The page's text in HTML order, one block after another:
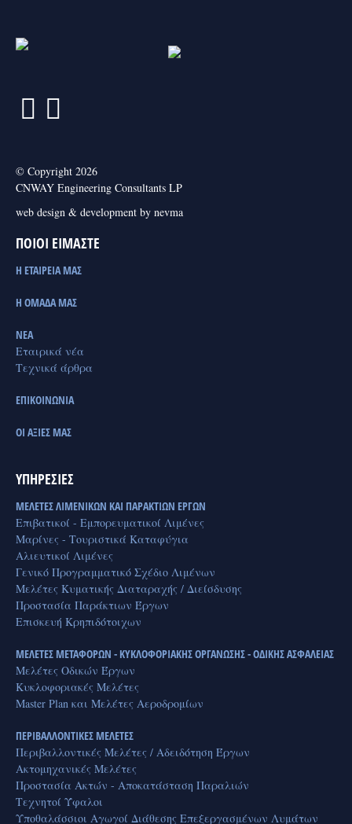
© Copyright 2026
CNWAY Engineering Consultants LP
web design & development by nevma
ΠΟΙΟΙ ΕΙΜΑΣΤΕ
Η ΕΤΑΙΡΕΊΑ ΜΑΣ
Η ΟΜΆΔΑ ΜΑΣ
ΝΈΑ
Εταιρικά νέα
Τεχνικά άρθρα
ΕΠΙΚΟΙΝΩΝΊΑ
ΟΙ ΑΞΊΕΣ ΜΑΣ
ΥΠΗΡΕΣΙΕΣ
ΜΕΛΈΤΕΣ ΛΙΜΕΝΙΚΏΝ ΚΑΙ ΠΑΡΆΚΤΙΩΝ ΈΡΓΩΝ
Επιβατικοί - Εμπορευματικοί Λιμένες
Μαρίνες - Τουριστικά Καταφύγια
Αλιευτικοί Λιμένες
Γενικό Προγραμματικό Σχέδιο Λιμένων
Μελέτες Κυματικής Διαταραχής / Διείσδυσης
Προστασία Παράκτιων Έργων
Επισκευή Κρηπιδότοιχων
ΜΕΛΈΤΕΣ ΜΕΤΑΦΟΡΏΝ - ΚΥΚΛΟΦΟΡΙΑΚΉΣ ΟΡΓΆΝΩΣΗΣ - ΟΔΙΚΉΣ ΑΣΦΆΛΕΙΑΣ
Μελέτες Οδικών Έργων
Κυκλοφοριακές Μελέτες
Master Plan και Μελέτες Αεροδρομίων
ΠΕΡΙΒΑΛΛΟΝΤΙΚΈΣ ΜΕΛΈΤΕΣ
Περιβαλλοντικές Μελέτες / Αδειδότηση Έργων
Ακτομηχανικές Μελέτες
Προστασία Ακτών - Αποκατάσταση Παραλιών
Τεχνητοί Ύφαλοι
Υποθαλάσσιοι Αγωγοί Διάθεσης Επεξεργασμένων Λυμάτων